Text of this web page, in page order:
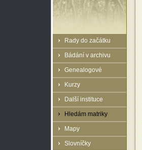
Rady do začátku
Bádání v archivu
Genealogové
Kurzy
Další instituce
Hledám matriky
Mapy
Slovníčky